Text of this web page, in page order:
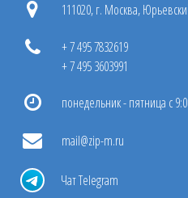
111020, г. Москва,
+ 7 495 7832619
+ 7 495 3603991
понедельник - пятница с
mail@zip-m.ru
Чат Telegram